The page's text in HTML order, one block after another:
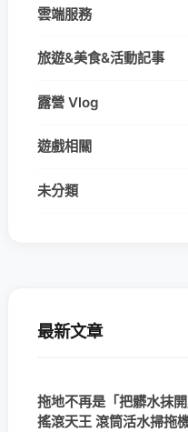
雲端服務
旅遊&美食&活動記事
露營 Vlog
遊戲相關
未分類
最新文章
拖地不再是「把髒水抹
搖滾天王 滾筒活水掃拖